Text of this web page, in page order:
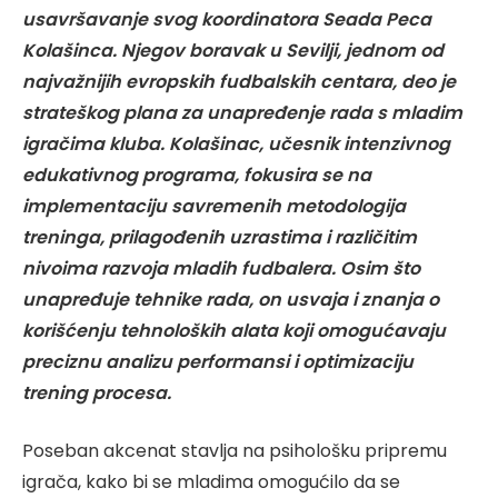
usavršavanje svog koordinatora Seada Peca
Kolašinca. Njegov boravak u Sevilji, jednom od
najvažnijih evropskih fudbalskih centara, deo je
strateškog plana za unapređenje rada s mladim
igračima kluba. Kolašinac, učesnik intenzivnog
edukativnog programa, fokusira se na
implementaciju savremenih metodologija
treninga, prilagođenih uzrastima i različitim
nivoima razvoja mladih fudbalera. Osim što
unapređuje tehnike rada, on usvaja i znanja o
korišćenju tehnoloških alata koji omogućavaju
preciznu analizu performansi i optimizaciju
trening procesa.
Poseban akcenat stavlja na psihološku pripremu
igrača, kako bi se mladima omogućilo da se